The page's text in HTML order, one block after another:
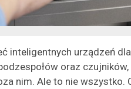
inteligentnych urządzeń
oraz
nim. Ale to nie wszystko.